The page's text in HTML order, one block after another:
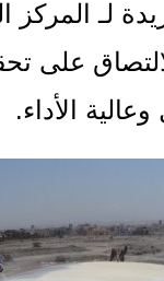
لـ المركز
على
الأداء.